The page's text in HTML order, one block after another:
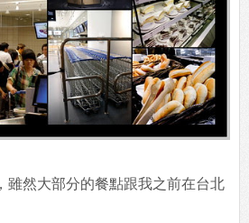
雖然大部分的餐點跟我之前在台北